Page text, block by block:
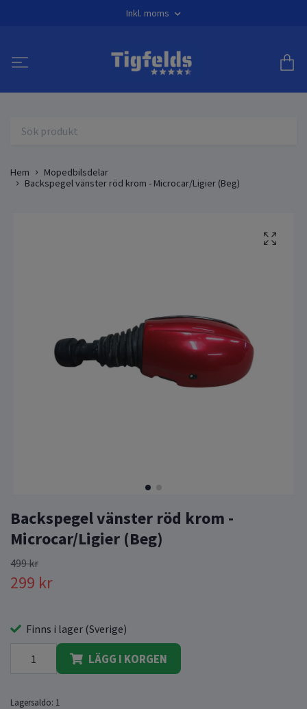
Inkl. moms
Hem
Mopedbilsdelar
Backspegel vänster röd krom - Microcar/Ligier (Beg)
Backspegel vänster röd krom -
Microcar/Ligier (Beg)
499 kr
299 kr
Finns i lager (Sverige)
LÄGG I KORGEN
Lagersaldo: 1